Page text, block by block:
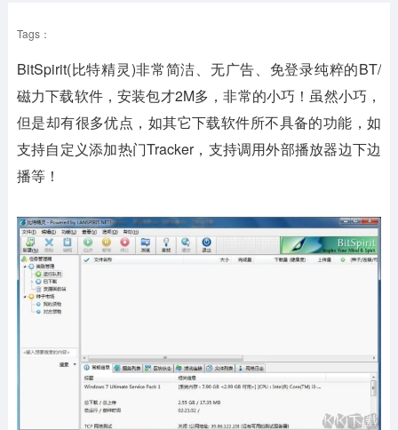
安卓其它
Tags：
BitSpirit(比特精灵)非常简洁、无广告、免登录纯粹的BT/
磁力下载软件，安装包才2M多，非常的小巧！虽然小巧，
但是却有很多优点，如其它下载软件所不具备的功能，如
支持自定义添加热门Tracker，支持调用外部播放器边下边
播等！